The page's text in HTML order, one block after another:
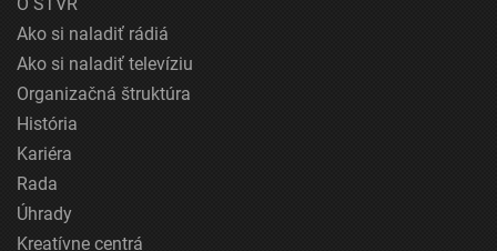
Ako si naladiť rádiá
Ako si naladiť televíziu
Organizačná štruktúra
História
Kariéra
Rada
Úhrady
Kreatívne centrá